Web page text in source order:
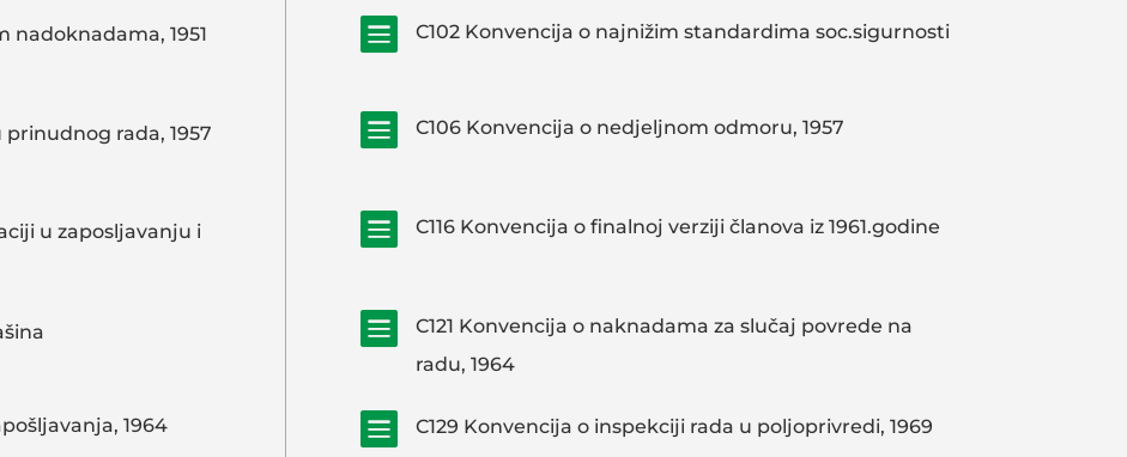
nadoknadama, 1951
rada, 1957
u zaposljavanju i
1964
 C102 Konvencija o najnižim standardima soc.sigurnosti
 C106 Konvencija o nedjeljnom odmoru, 1957
 C116 Konvencija o finalnoj verziji članova iz 1961.godine

C121 Konvencija o naknadama za slučaj povrede na
radu, 1964
 C129 Konvencija o inspekciji rada u poljoprivredi, 1969